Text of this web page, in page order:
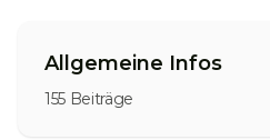
Allgemeine Infos
155 Beiträge